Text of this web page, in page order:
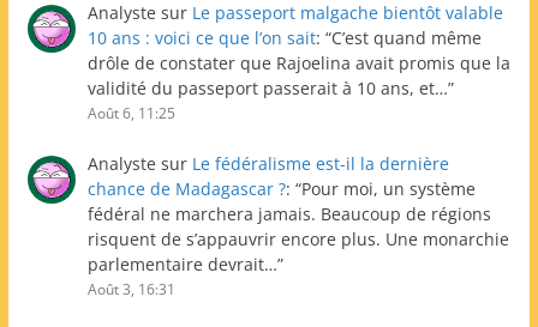
Analyste sur Le passeport malgache bientôt valable
10 ans : voici ce que l’on sait: “C’est quand même
drôle de constater que Rajoelina avait promis que la
validité du passeport passerait à 10 ans, et…”
Août 6, 11:25
Analyste sur Le fédéralisme est-il la dernière
chance de Madagascar ?: “Pour moi, un système
fédéral ne marchera jamais. Beaucoup de régions
risquent de s’appauvrir encore plus. Une monarchie
parlementaire devrait…”
Août 3, 16:31